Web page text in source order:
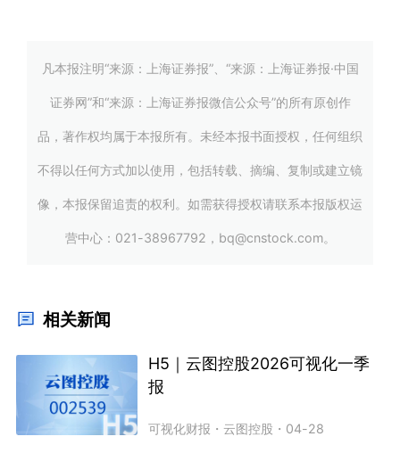
凡本报注明“来源：上海证券报”、“来源：上海证券报·中国
证券网”和“来源：上海证券报微信公众号”的所有原创作
品，著作权均属于本报所有。未经本报书面授权，任何组织
不得以任何方式加以使用，包括转载、摘编、复制或建立镜
像，本报保留追责的权利。如需获得授权请联系本报版权运
营中心：021-38967792，bq@cnstock.com。
相关新闻
H5｜云图控股2026可视化一季
报
可视化财报 ・ 云图控股 ・ 04-28